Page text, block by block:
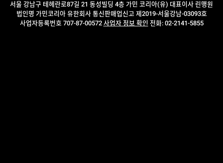
서울 강남구 테헤란로87길 21 동성빌딩 4층 가민 코리아(유) 대표이사 린맹원
법인명 가민코리아 유한회사 통신판매업신고 제2019-서울강남-03093호
사업자등록번호 707-87-00572 사업자 정보 확인 전화: 02-2141-5855